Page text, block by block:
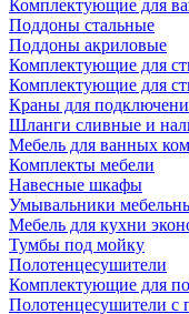
Комплектующие для
Поддоны стальные
Поддоны акриловые
Комплектующие для
Комплектующие для
Краны для
Шланги сливные и
Мебель для ванных
Комплекты мебели
Навесные шкафы
Умывальники
Мебель для кухни
Тумбы под мойку
Полотенцесушители
Комплектующие для
Полотенцесушители